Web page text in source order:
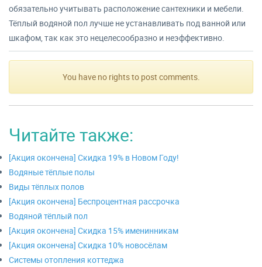
обязательно учитывать расположение сантехники и мебели.
Тёплый водяной пол лучше не устанавливать под ванной или
шкафом, так как это нецелесообразно и неэффективно.
You have no rights to post comments.
Читайте также:
[Акция окончена] Скидка 19% в Новом Году!
Водяные тёплые полы
Виды тёплых полов
[Акция окончена] Беспроцентная рассрочка
Водяной тёплый пол
[Акция окончена] Скидка 15% именинникам
[Акция окончена] Скидка 10% новосёлам
Системы отопления коттеджа